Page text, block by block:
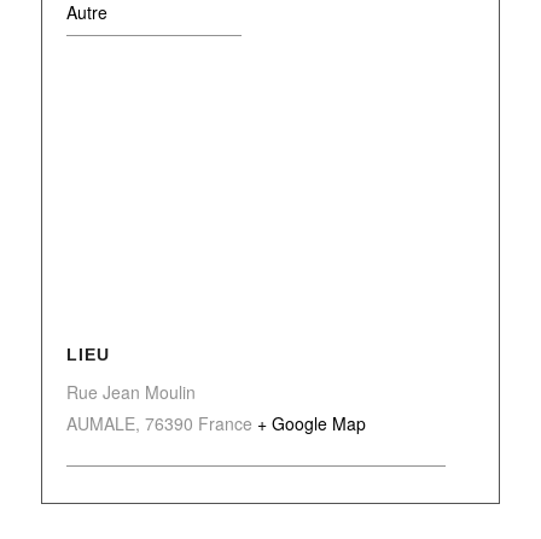
Autre
LIEU
Rue Jean Moulin
AUMALE, 76390 France + Google Map